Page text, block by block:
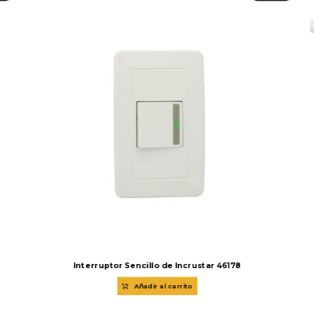
Interruptor Sencillo de Incrustar 46178
Añadir al carrito